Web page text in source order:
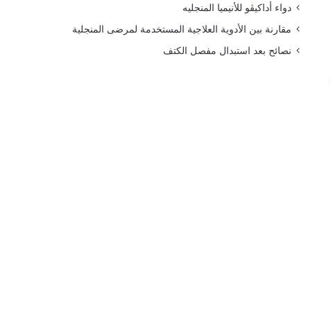
دواء أداكيڤو للأنيميا المنجليه
مقارنة بين الأدوية العلاجية المستخدمة لمرضى المنجلية
نصائح بعد استبدال مفصل الكتف